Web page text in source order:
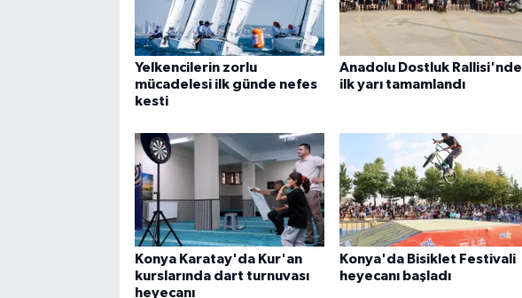
Yelkencilerin zorlu
mücadelesi ilk günde nefes
kesti
Anadolu Dostluk Rallisi'nde
ilk yarı tamamlandı
Konya Karatay'da Kur'an
kurslarında dart turnuvası
heyecanı
Konya'da Bisiklet Festivali
heyecanı başladı